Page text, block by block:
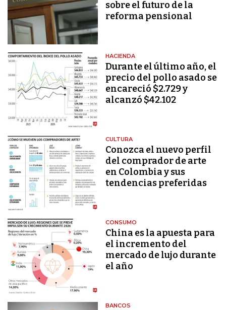
sobre el futuro de la
reforma pensional
HACIENDA
Durante el último año, el
precio del pollo asado se
encareció $2.729 y
alcanzó $42.102
CULTURA
Conozca el nuevo perfil
del comprador de arte
en Colombia y sus
tendencias preferidas
CONSUMO
China es la apuesta para
el incremento del
mercado de lujo durante
el año
BANCOS